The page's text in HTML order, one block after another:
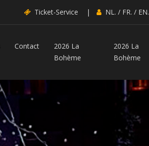
Ticket-Service | NL. / FR. / EN.
Contact
2026 La
Bohème
2026 La
Bohème